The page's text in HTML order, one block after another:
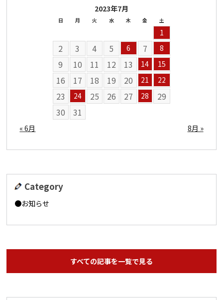
2023年7月
日 月 火 水 木 金 土
1
2 3 4 5 6 7 8
9 10 11 12 13 14 15
16 17 18 19 20 21 22
23 24 25 26 27 28
29
30
31
« 6月 8月 »
Category
お知らせ
すべての記事を一覧で見る